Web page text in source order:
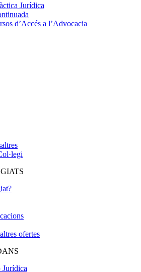
Jurídica
d’Accés a l’Advocacia
ofertes
Jurídica